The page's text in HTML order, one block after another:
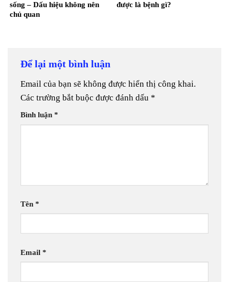
sống – Dấu hiệu không nên
chủ quan
được là bệnh gì?
Để lại một bình luận
Email của bạn sẽ không được hiển thị công khai.
Các trường bắt buộc được đánh dấu *
Bình luận *
Tên *
Email *